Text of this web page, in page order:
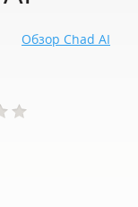
Обзор Chad AI